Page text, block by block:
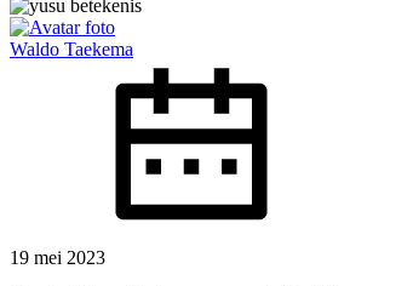
Waldo Taekema
19 mei 2023